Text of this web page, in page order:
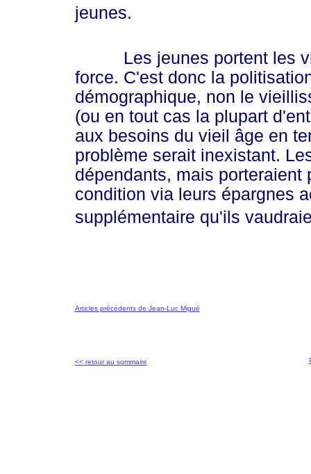
jeunes.
Les jeunes portent les
force. C'est donc la
démographique, non le
(ou en tout cas la plupart
aux besoins du vieil âge en
problème serait inexistant.
dépendants, mais
condition via leurs épargnes
supplémentaire qu'ils
Articles précédents de Jean-Luc Migué
<< retour au sommaire